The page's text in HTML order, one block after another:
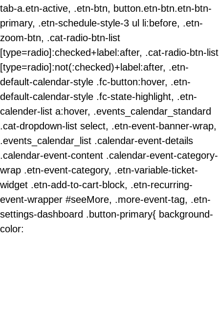
tab-a.etn-active, .etn-btn, button.etn-btn.etn-btn-
primary, .etn-schedule-style-3 ul li:before, .etn-
zoom-btn, .cat-radio-btn-list
[type=radio]:checked+label:after, .cat-radio-btn-list
[type=radio]:not(:checked)+label:after, .etn-
default-calendar-style .fc-button:hover, .etn-
default-calendar-style .fc-state-highlight, .etn-
calender-list a:hover, .events_calendar_standard
.cat-dropdown-list select, .etn-event-banner-wrap,
.events_calendar_list .calendar-event-details
.calendar-event-content .calendar-event-category-
wrap .etn-event-category, .etn-variable-ticket-
widget .etn-add-to-cart-block, .etn-recurring-
event-wrapper #seeMore, .more-event-tag, .etn-
settings-dashboard .button-primary{ background-
color: